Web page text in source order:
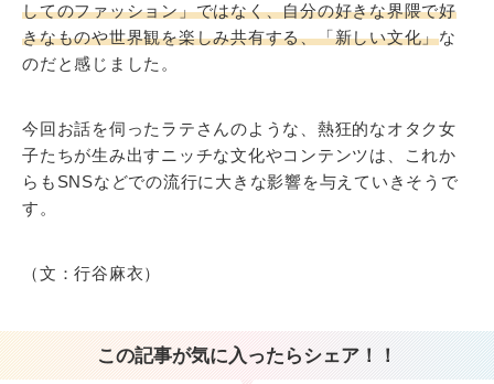
してのファッション」ではなく、自分の好きな界隈で好
きなものや世界観を楽しみ共有する、「新しい文化」な
のだと感じました。
今回お話を伺ったラテさんのような、熱狂的なオタク女
子たちが生み出すニッチな文化やコンテンツは、これか
らもSNSなどでの流行に大きな影響を与えていきそうで
す。
（文：行谷麻衣）
この記事が気に入ったらシェア！！